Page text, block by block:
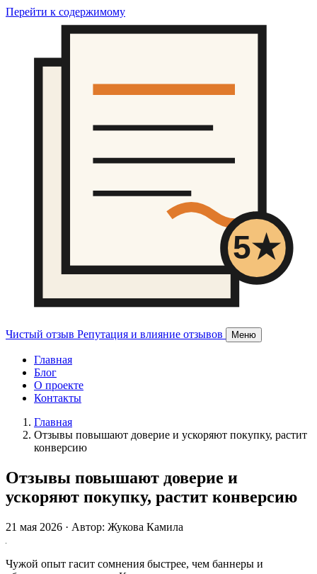
Перейти к содержимому
5★
Чистый отзыв Репутация и влияние отзывов Меню
Главная
Блог
О проекте
Контакты
Главная
Отзывы повышают доверие и ускоряют покупку, растит
конверсию
Отзывы повышают доверие и
ускоряют покупку, растит конверсию
21 мая 2026 · Автор: Жукова Камила
Чужой опыт гасит сомнения быстрее, чем баннеры и